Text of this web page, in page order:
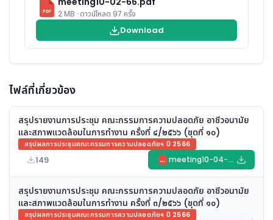
PDF 2 MB · ดาวน์โหลด 97 ครั้ง
Download
ไฟล์ที่เกี่ยวข้อง
สรุปรายงานการประชุม คณะกรรมการความปลอดภัย อาชีวอนามัย
และสภาพแวดล้อมในการทำงาน ครั้งที่ ๔/๒๕๖๖ (ชุดที่ ๑๐)
สรุปผลการประชุมคณะกรรมการความปลอดภัยฯ ปี 2566
149 PDF meeting10-04-66.pdf
สรุปรายงานการประชุม คณะกรรมการความปลอดภัย อาชีวอนามัย
และสภาพแวดล้อมในการทำงาน ครั้งที่ ๓/๒๕๖๖ (ชุดที่ ๑๐)
สรุปผลการประชุมคณะกรรมการความปลอดภัยฯ ปี 2566